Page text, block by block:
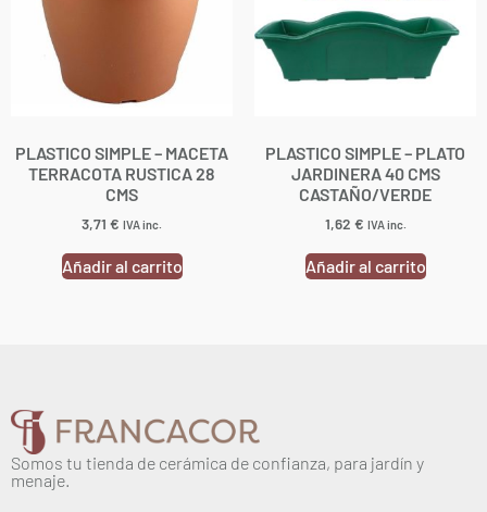
PLASTICO SIMPLE – MACETA
TERRACOTA RUSTICA 28
CMS
3,71 € IVA inc.
Añadir al carrito
PLASTICO SIMPLE – PLATO
JARDINERA 40 CMS
CASTAÑO/VERDE
1,62 € IVA inc.
Añadir al carrito
Somos tu tienda de cerámica de confianza, para jardín y
menaje.